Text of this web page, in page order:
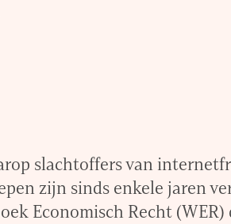
slachtoffers van
zijn sinds enkele jaren
Economisch Recht (WER)